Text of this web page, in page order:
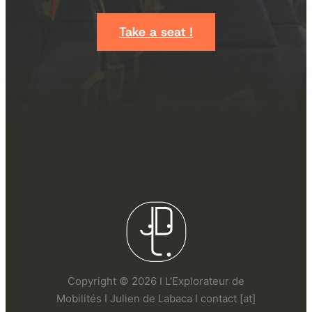
Take a seat !
Copyright © 2026 I L’Explorateur de
Mobilités I Julien de Labaca I contact [at]